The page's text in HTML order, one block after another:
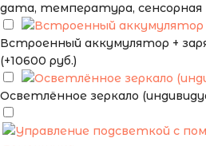
дата, температура, сенсорная
Встроенный аккумулятор +
(+10600 руб.)
Осветлённое зеркало